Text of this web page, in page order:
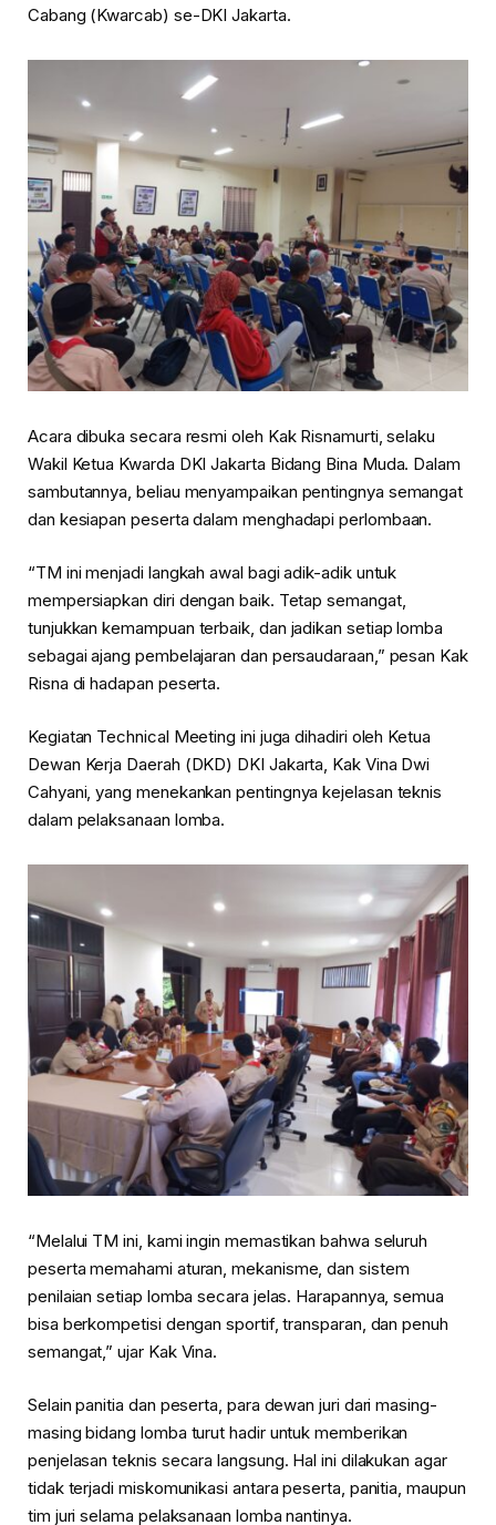
Cabang (Kwarcab) se-DKI Jakarta.
Acara dibuka secara resmi oleh Kak Risnamurti, selaku
Wakil Ketua Kwarda DKI Jakarta Bidang Bina Muda. Dalam
sambutannya, beliau menyampaikan pentingnya semangat
dan kesiapan peserta dalam menghadapi perlombaan.
“TM ini menjadi langkah awal bagi adik-adik untuk
mempersiapkan diri dengan baik. Tetap semangat,
tunjukkan kemampuan terbaik, dan jadikan setiap lomba
sebagai ajang pembelajaran dan persaudaraan,” pesan Kak
Risna di hadapan peserta.
Kegiatan Technical Meeting ini juga dihadiri oleh Ketua
Dewan Kerja Daerah (DKD) DKI Jakarta, Kak Vina Dwi
Cahyani, yang menekankan pentingnya kejelasan teknis
dalam pelaksanaan lomba.
“Melalui TM ini, kami ingin memastikan bahwa seluruh
peserta memahami aturan, mekanisme, dan sistem
penilaian setiap lomba secara jelas. Harapannya, semua
bisa berkompetisi dengan sportif, transparan, dan penuh
semangat,” ujar Kak Vina.
Selain panitia dan peserta, para dewan juri dari masing-
masing bidang lomba turut hadir untuk memberikan
penjelasan teknis secara langsung. Hal ini dilakukan agar
tidak terjadi miskomunikasi antara peserta, panitia, maupun
tim juri selama pelaksanaan lomba nantinya.